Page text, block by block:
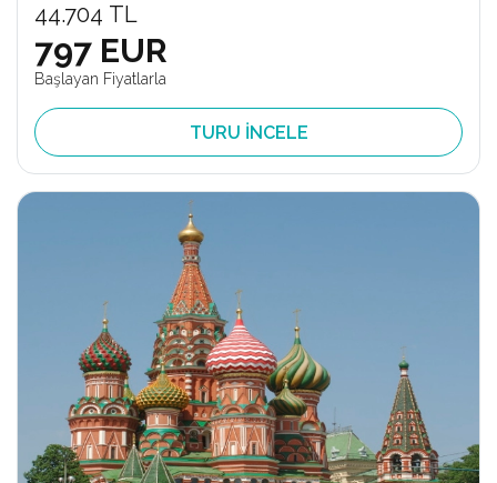
44.704 TL
797 EUR
Başlayan Fiyatlarla
TURU İNCELE